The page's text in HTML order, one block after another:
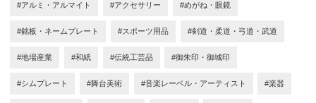
#アルミ・アルマイト #アクセサリー #めがね・眼鏡
#銘板・ネームプレート #スポーツ用品 #剣道・柔道・弓道・武道
#地場産業 #和紙 #伝統工芸品 #御朱印・御城印
#シムプレート #舞台美術 #音楽レーベル・アーティスト #楽器